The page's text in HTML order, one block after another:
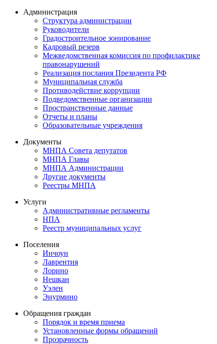
Администрация
Структура администрации
Руководители
Градостроительное зонирование
Кадровый резерв
Межведомственная комиссия по профилактике
правонарушений
Реализация послания Президента РФ
Муниципальная служба
Противодействие коррупции
Подведомственные организации
Пространственные данные
Отчеты и планы
Образовательные учреждения
Документы
МНПА Совета депутатов
МНПА Главы
МНПА Администрации
Другие документы
Реестры МНПА
Услуги
Административные регламенты
НПА
Реестр муниципальных услуг
Поселения
Инчоун
Лаврентия
Лорино
Нешкан
Уэлен
Энурмино
Обращения граждан
Порядок и время приема
Установленные формы обращений
Прозрачность